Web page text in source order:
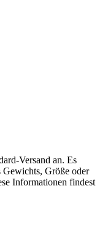
Versand an. Es
Größe oder
Informationen findest